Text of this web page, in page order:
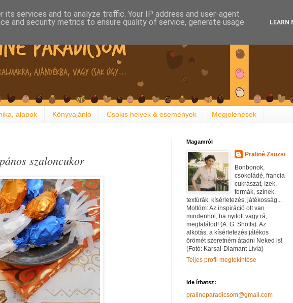
alapok Könyvajánló Csokis helyek & események Megjelenések
szaloncukor
Magamról
Praliné Zsuzsi
Bonbonok,
csokoládé, francia
cukrászat, ízek,
formák, színek,
textúrák, kísérletezés, játékosság...
Mottóm: Az inspiráció ott van
mindenhol, ha nyitott vagy rá,
megtalálod! (A. G. Shotts). Az
alkotás, a kísérletezés játékos
örömét szeretném átadni Neked is!
(Fotó: Karsai-Diamant Lívia)
Teljes profil megtekintése
Ide írhatsz:
pralineparadicsom@gmail.com
services and to analyze traffic. Your IP address and user-agent
and security metrics to ensure quality of service, generate usage
LEARN